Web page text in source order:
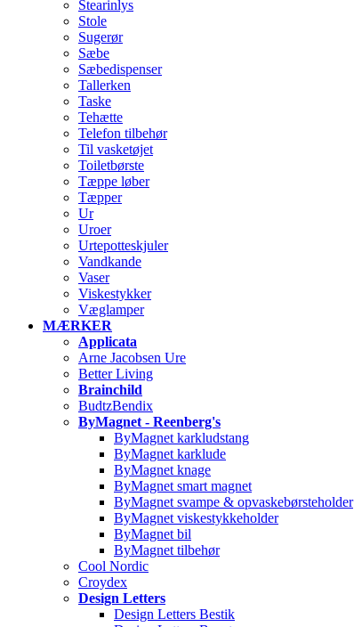
Stearinlys
Stole
Sugerør
Sæbe
Sæbedispenser
Tallerken
Taske
Tehætte
Telefon tilbehør
Til vasketøjet
Toiletbørste
Tæppe løber
Tæpper
Ur
Uroer
Urtepotteskjuler
Vandkande
Vaser
Viskestykker
Væglamper
MÆRKER
Applicata
Arne Jacobsen Ure
Better Living
Brainchild
BudtzBendix
ByMagnet - Reenberg's
ByMagnet karkludstang
ByMagnet karklude
ByMagnet knage
ByMagnet smart magnet
ByMagnet svampe & opvaskebørsteholder
ByMagnet viskestykkeholder
ByMagnet bil
ByMagnet tilbehør
Cool Nordic
Croydex
Design Letters
Design Letters Bestik